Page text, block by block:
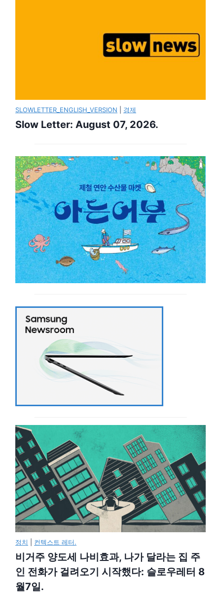
SLOWLETTER_ENGLISH_VERSION 경제
Slow Letter: August 07, 2026.
정치 컨텍스트 레터.
비거주 양도세 나비효과, 나가 달라는 집 주
인 전화가 걸려오기 시작했다: 슬로우레터 8
월7일.